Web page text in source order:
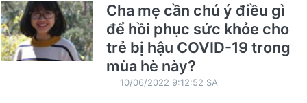
Cha mẹ cần chú ý điều gì
để hồi phục sức khỏe cho
trẻ bị hậu COVID-19 trong
mùa hè này?
10/06/2022 9:12:52 SA